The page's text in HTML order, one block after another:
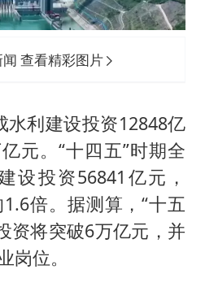
查看精彩图片
水利建设投资12848亿
元。“十四五”时期全
设投资56841亿元，
倍。据测算，“十五
资将突破6万亿元，并
岗位。